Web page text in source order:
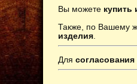
Вы можете купить
Также, по Вашему
изделия
Для